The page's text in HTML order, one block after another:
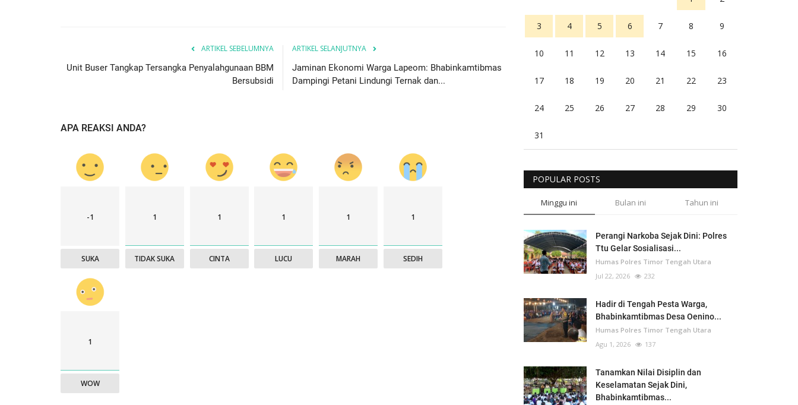
ARTIKEL SEBELUMNYA
Unit Buser Tangkap Tersangka Penyalahgunaan BBM
Bersubsidi
ARTIKEL SELANJUTNYA
Jaminan Ekonomi Warga Lapeom: Bhabinkamtibmas
Dampingi Petani Lindungi Ternak dan...
APA REAKSI ANDA?
-1
SUKA
1
TIDAK SUKA
1
CINTA
1
LUCU
1
MARAH
1
SEDIH
1
WOW
3 4 5 6 7 8 9
10 11 12 13 14 15 16
17 18 19 20 21 22 23
24 25 26 27 28 29 30
31
POPULAR POSTS
Minggu ini Bulan ini Tahun ini
Perangi Narkoba Sejak Dini: Polres
Ttu Gelar Sosialisasi...
Humas Polres Timor Tengah Utara
Jul 22, 2026
232
Hadir di Tengah Pesta Warga,
Bhabinkamtibmas Desa Oenino...
Humas Polres Timor Tengah Utara
Agu 1, 2026
137
Tanamkan Nilai Disiplin dan
Keselamatan Sejak Dini,
Bhabinkamtibmas...